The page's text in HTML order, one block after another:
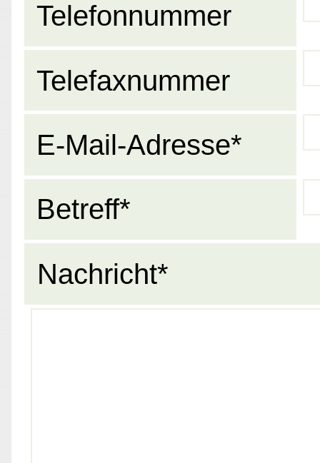
Telefonnummer
Telefaxnummer
E-Mail-Adresse*
Betreff*
Nachricht*